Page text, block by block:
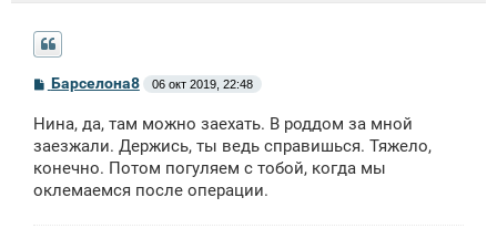
С
о
б
щ
н
и
Барселона8 06 окт 2019, 22:48
Нина, да, там можно заехать. В роддом за мной
заезжали. Держись, ты ведь справишься. Тяжело,
конечно. Потом погуляем с тобой, когда мы
оклемаемся после операции.